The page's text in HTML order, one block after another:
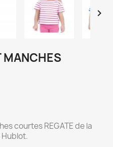

MANCHES
courtes REGATE de la